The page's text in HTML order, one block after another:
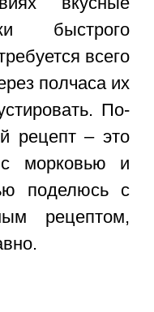
быстрого
всего
полчаса их
По-
рецепт – это
с морковью и
поделюсь с
рецептом,